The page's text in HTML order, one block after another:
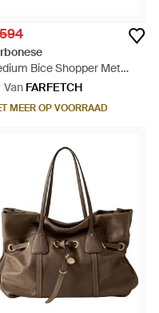
Bice Shopper Met
Handvat - Naturel
Van FARFETCH
MEER OP VOORRAAD